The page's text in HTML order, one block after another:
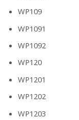
WP109
WP1091
WP1092
WP120
WP1201
WP1202
WP1203